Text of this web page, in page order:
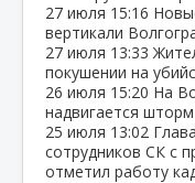
27 июля 15:16
вертикали
27 июля 13:33
покушении на
26 июля 15:20 На
надвигается шторм
25 июля 13:02
сотрудников СК с
отметил работу